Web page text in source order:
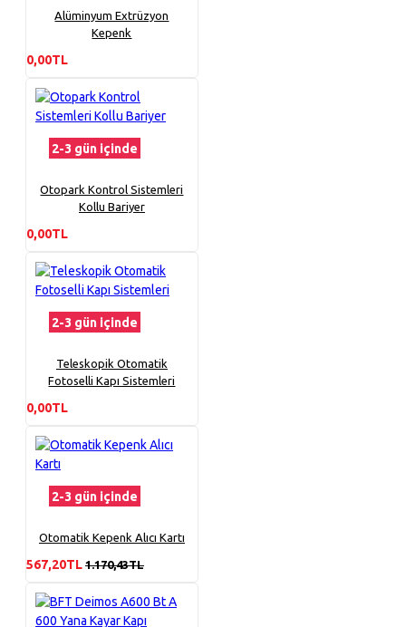
Alüminyum Extrüzyon
Kepenk
0,00TL
2-3 gün içinde
Otopark Kontrol Sistemleri
Kollu Bariyer
0,00TL
2-3 gün içinde
Teleskopik Otomatik
Fotoselli Kapı Sistemleri
0,00TL
2-3 gün içinde
Otomatik Kepenk Alıcı Kartı
567,20TL 1.170,43TL